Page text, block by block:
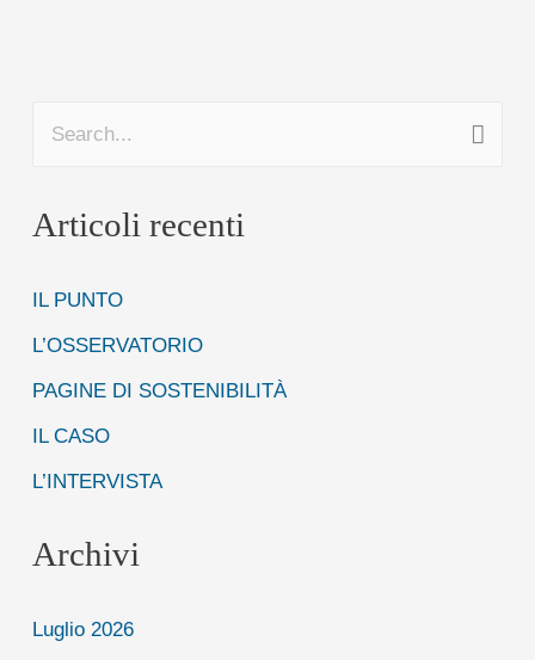
r
a
:
Articoli recenti
IL PUNTO
L’OSSERVATORIO
PAGINE DI SOSTENIBILITÀ
IL CASO
L’INTERVISTA
Archivi
Luglio 2026